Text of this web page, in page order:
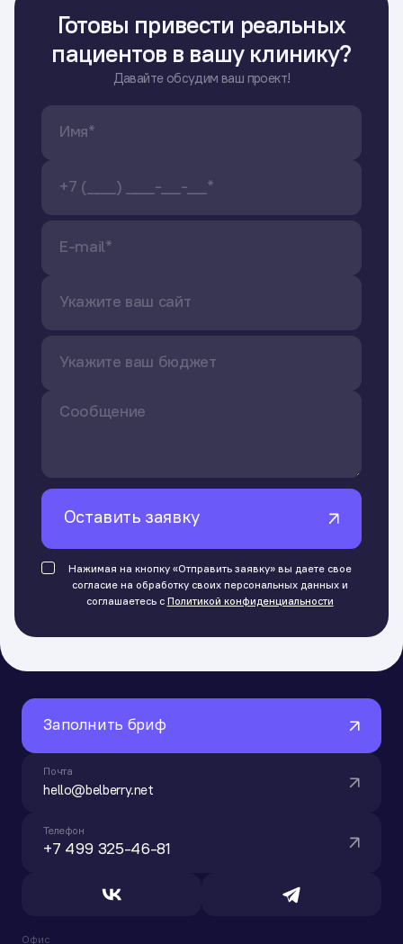
Готовы привести реальных
пациентов в вашу клинику?
Давайте обсудим ваш проект!
Нажимая на кнопку «Отправить заявку» вы даете свое
согласие на обработку своих персональных данных и
соглашаетесь с Политикой конфиденциальности
Оставить заявку
Офис
Заполнить бриф
Почта
hello@belberry.net
Телефон
+7 499 325-46-81